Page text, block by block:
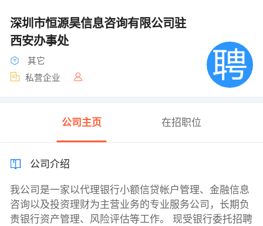
深圳市恒源昊信息咨询有限公司驻
西安办事处
其它
私营企业
公司主页 在招职位
公司介绍
我公司是一家以代理银行小额信贷帐户管理、金融信息
咨询以及投资理财为主营业务的专业服务公司，长期负
责银行资产管理、风险评估等工作。 现受银行委托招聘